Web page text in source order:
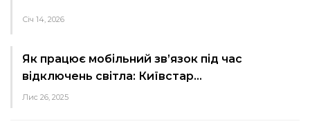
Січ 14, 2026
Як працює мобільний зв’язок під час
відключень світла: Київстар…
Лис 26, 2025